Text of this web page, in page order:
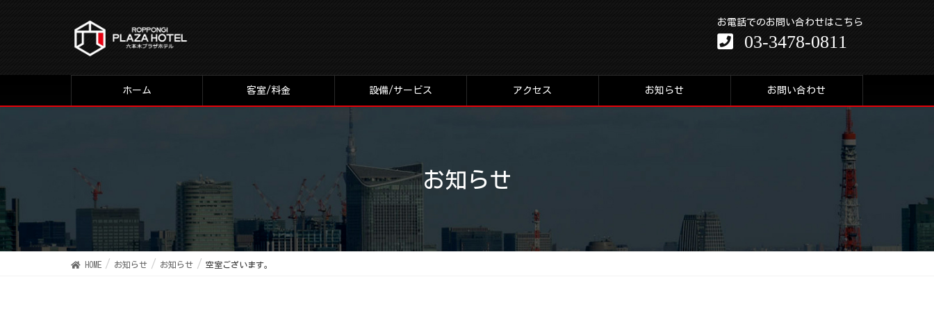
お電話でのお問い合わせはこちら
03-3478-0811
ホーム 客室/料金 設備/サービス アクセス お知らせ お問い合わせ
お知らせ
HOME お知らせ お知らせ 空室ございます。